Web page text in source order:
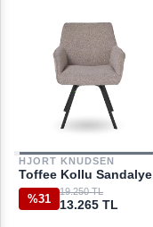
HJORT KNUDSEN
Toffee Kollu Sandalye
%31
19.250 TL
13.265 TL